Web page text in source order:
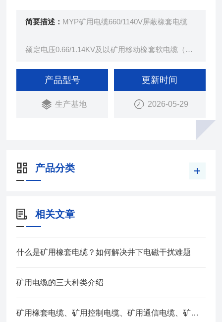
简要描述： MYP矿用电缆660/1140V屏蔽橡套电缆
额定电压0.66/1.14KV及以矿用移动橡套软电缆（GB
本产品适用于额定电压0.66/1.14KV及以下移动设备
用铜芯橡皮护套软电缆
产品型号
生产基地
更新时间
2026-05-29
产品分类
相关文章
什么是矿用橡套电缆？如何解决井下电磁干扰难题
矿用电缆的三大种类介绍
矿用橡套电缆、矿用控制电缆、矿用通信电缆、矿用电力电缆、矿用计算机电缆区别，看完不选错